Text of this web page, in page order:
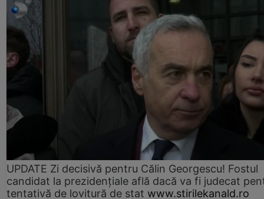
UPDATE Zi decisivă pentru Călin Georgescu! Fostul
candidat la prezidențiale află dacă va fi judecat
tentativă de lovitură de stat www.stirilekanald.ro